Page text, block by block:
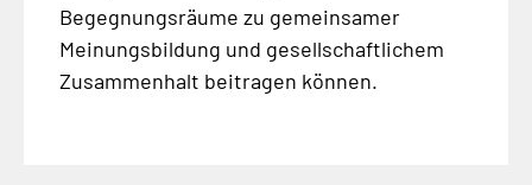
Begegnungsräume zu gemeinsamer
Meinungsbildung und gesellschaftlichem
Zusammenhalt beitragen können.